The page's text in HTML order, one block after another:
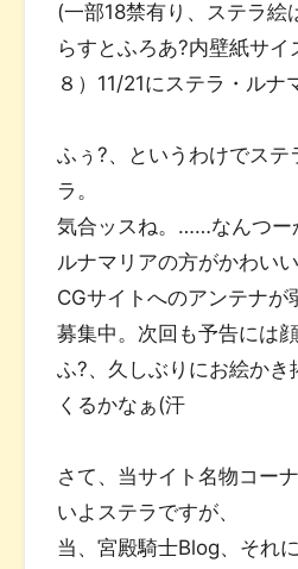
(一部18禁有り、ステラ絵
らすとふろあ?内壁紙サイ
８）11/21にステラ・ルナ
ふぅ?、というわけでステ
ラ。
気合ッスね。……なんつー
ルナマリアの方がかわい
CGサイトへのアンテナが
募集中。次回も予告には
ふ?、久しぶりにお絵かき
くるかなぁ(汗
さて、当サイト名物コー
いよステラですが、
当、宮殿騎士Blog、それに